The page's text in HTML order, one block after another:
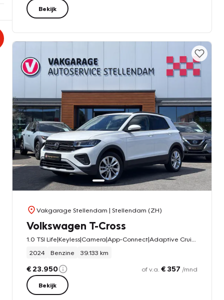
Bekijk
Vakgarage Stellendam | Stellendam (ZH)
Volkswagen T-Cross
2024
Benzine 39.133 km
€ 23.950 of v.a. € 357 /mnd
Bekijk